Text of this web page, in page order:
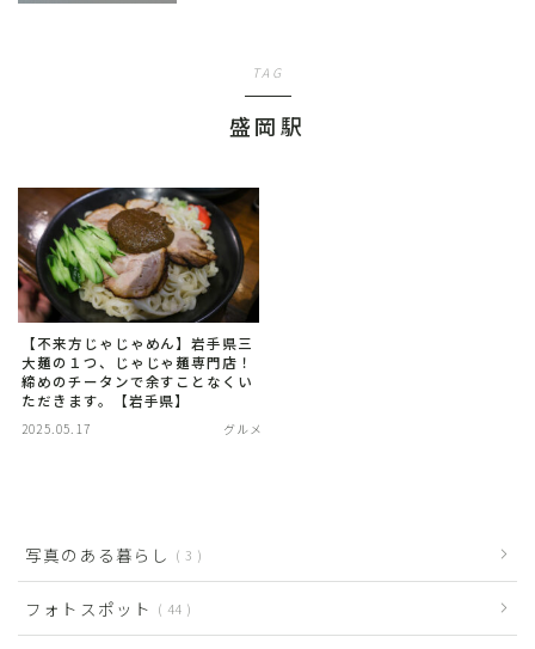
TAG
盛岡駅
【不来方じゃじゃめん】岩手県三
大麺の１つ、じゃじゃ麺専門店！
締めのチータンで余すことなくい
ただきます。【岩手県】
2025.05.17 グルメ
写真のある暮らし 3
フォトスポット 44